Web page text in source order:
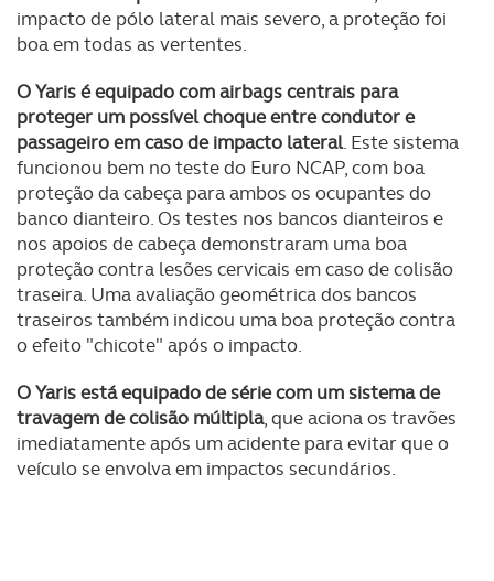
parceiros e organizações na UE e em países terceiros.
dados pessoais serão realizadas apenas com o seu
consentimento e quando tal se afigure estritamente
necessário no contexto dos serviços a prestar.
Realçamos que o bloqueio de certo tipo de Cookies e
tecnologias similares pode ter impacto na sua
experiência de navegação no Website e nos serviços
disponibilizados.
Consulte a política de cookies do site.
impacto de pólo lateral mais severo, a proteção foi
boa em todas as vertentes.
O Yaris é equipado com airbags centrais para
proteger um possível choque entre condutor e
passageiro em caso de impacto lateral. Este sistema
funcionou bem no teste do Euro NCAP, com boa
proteção da cabeça para ambos os ocupantes do
banco dianteiro. Os testes nos bancos dianteiros e
nos apoios de cabeça demonstraram uma boa
proteção contra lesões cervicais em caso de colisão
traseira. Uma avaliação geométrica dos bancos
traseiros também indicou uma boa proteção contra
o efeito "chicote" após o impacto.
O Yaris está equipado de série com um sistema de
travagem de colisão múltipla, que aciona os travões
imediatamente após um acidente para evitar que o
veículo se envolva em impactos secundários.